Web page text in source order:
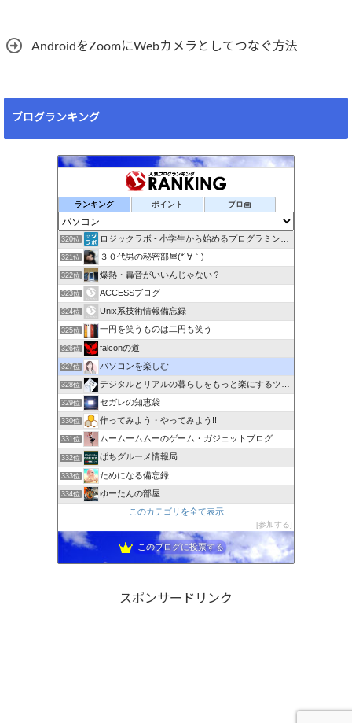
AndroidをZoomにWebカメラとしてつなぐ方法
ブログランキング
ランキング ポイント ブロ画
320位 ロジックラボ - 小学生から始めるプログラミング -
321位 ３０代男の秘密部屋(*´∀｀)
322位 爆熱・轟音がいいんじゃない？
323位 ACCESSブログ
324位 Unix系技術情報備忘録
325位 一円を笑うものは二円も笑う
326位 falconの道
327位 パソコンを楽しむ
328位 デジタルとリアルの暮らしをもっと楽にするツールを網羅
329位 セガレの知恵袋
330位 作ってみよう・やってみよう!!
331位 ムームームムーのゲーム・ガジェットブログ
332位 ぱちグルーメ情報局
333位 ためになる備忘録
334位
ゆーたんの部屋
このカテゴリを全て表示
参加する
このブログに投票する
スポンサードリンク